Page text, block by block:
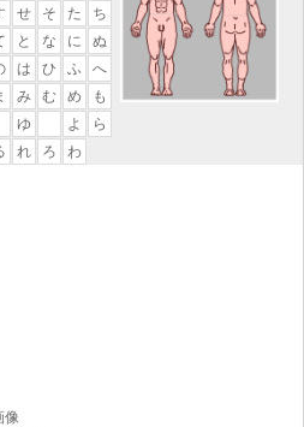
せ そ た
ち
と な に
ぬ
は ひ ふ
へ
み む め
も
ゆ よ
ら
れ ろ わ
像